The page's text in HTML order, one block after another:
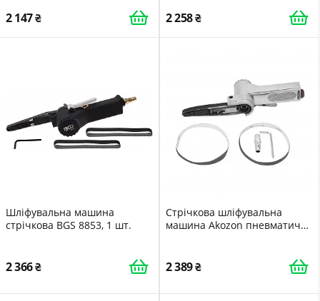
2 147 2 258
Шліфувальна машина
стрічкова BGS 8853, 1 шт.
2 366
Стрічкова шліфувальна
машина Akozon пневматична
шліфування зварювальних
2 389